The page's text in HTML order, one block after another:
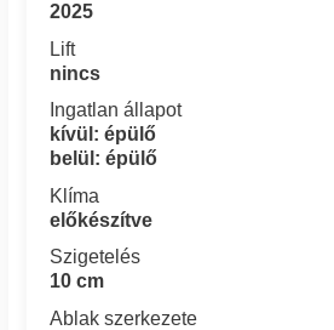
2025
Lift
nincs
Ingatlan állapot
kívül: épülő
belül: épülő
Klíma
előkészítve
Szigetelés
10 cm
Ablak szerkezete